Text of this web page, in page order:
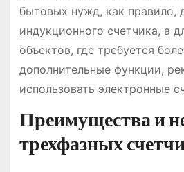
бытовых нужд, как правило,
индукционного счетчика, а
объектов, где требуется
дополнительные функции,
использовать электронные
Преимущества и
трехфазных